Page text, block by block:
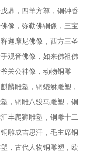
鼎，四羊方尊，铜钟香
像，弥勒佛铜像，三宝
迦摩尼佛像，西方三圣
观音佛像，如来佛祖佛
关公神像，动物铜雕
麟雕塑，铜貔貅雕塑，
，铜雕八骏马雕塑，铜
丰爬狮雕塑，铜雕十二
雕成吉思汗，毛主席铜
，古代人物铜雕塑，欧